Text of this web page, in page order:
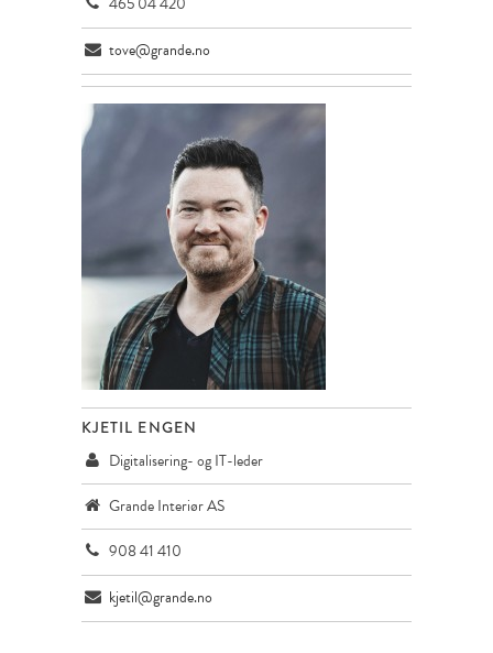
tove@grande.no
KJETIL ENGEN
Digitalisering- og IT-leder
Grande Interiør AS
908 41 410
kjetil@grande.no